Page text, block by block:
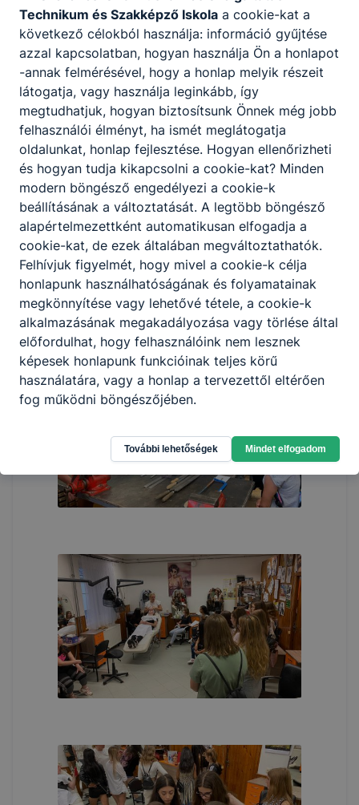
Technikum és Szakképző Iskola a cookie-kat a
következő célokból használja: információ gyűjtése
azzal kapcsolatban, hogyan használja Ön a honlapot
-annak felmérésével, hogy a honlap melyik részeit
látogatja, vagy használja leginkább, így
megtudhatjuk, hogyan biztosítsunk Önnek még jobb
felhasználói élményt, ha ismét meglátogatja
oldalunkat, honlap fejlesztése. Hogyan ellenőrizheti
és hogyan tudja kikapcsolni a cookie-kat? Minden
modern böngésző engedélyezi a cookie-k
beállításának a változtatását. A legtöbb böngésző
alapértelmezettként automatikusan elfogadja a
cookie-kat, de ezek általában megváltoztathatók.
Felhívjuk figyelmét, hogy mivel a cookie-k célja
honlapunk használhatóságának és folyamatainak
megkönnyítése vagy lehetővé tétele, a cookie-k
alkalmazásának megakadályozása vagy törlése által
előfordulhat, hogy felhasználóink nem lesznek
képesek honlapunk funkcióinak teljes körű
használatára, vagy a honlap a tervezettől eltérően
fog működni böngészőjében.
További lehetőségek Mindet elfogadom